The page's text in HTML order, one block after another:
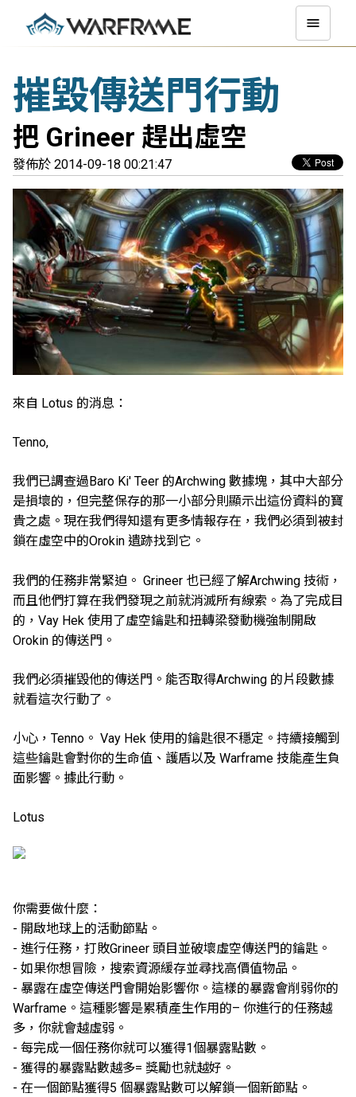
摧毀傳送門行動
把 Grineer 趕出虛空
發佈於 2014-09-18 00:21:47
來自 Lotus 的消息：
Tenno,
我們已調查過Baro Ki' Teer 的Archwing 數據塊，其中大部分
是損壞的，但完整保存的那一小部分則顯示出這份資料的寶
貴之處。現在我們得知還有更多情報存在，我們必須到被封
鎖在虛空中的Orokin 遺跡找到它。
我們的任務非常緊迫。 Grineer 也已經了解Archwing 技術，
而且他們打算在我們發現之前就消滅所有線索。為了完成目
的，Vay Hek 使用了虛空鑰匙和扭轉梁發動機強制開啟
Orokin 的傳送門。
我們必須摧毀他的傳送門。能否取得Archwing 的片段數據
就看這次行動了。
小心，Tenno。 Vay Hek 使用的鑰匙很不穩定。持續接觸到
這些鑰匙會對你的生命值、護盾以及 Warframe 技能產生負
面影響。據此行動。
Lotus
你需要做什麼：
- 開啟地球上的活動節點。
- 進行任務，打敗Grineer 頭目並破壞虛空傳送門的鑰匙。
- 如果你想冒險，搜索資源緩存並尋找高價值物品。
- 暴露在虛空傳送門會開始影響你。這樣的暴露會削弱你的
Warframe。這種影響是累積產生作用的– 你進行的任務越
多，你就會越虛弱。
- 每完成一個任務你就可以獲得1個暴露點數。
- 獲得的暴露點數越多= 獎勵也就越好。
- 在一個節點獲得5 個暴露點數可以解鎖一個新節點。